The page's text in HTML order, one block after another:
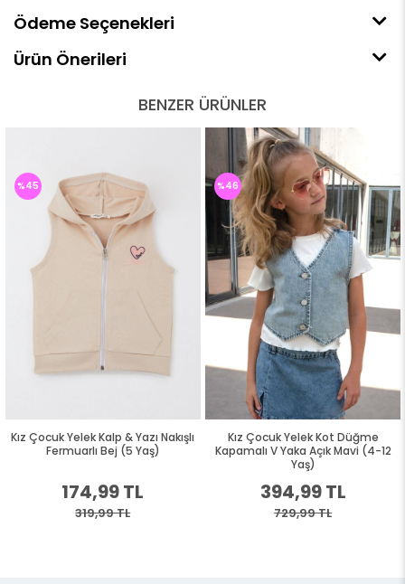
Ödeme Seçenekleri
Ürün Önerileri
BENZER ÜRÜNLER
Kız Çocuk Yelek Kalp & Yazı Nakışlı
Fermuarlı Bej (5 Yaş)
174,99 TL
319,99 TL
%45
Kız Çocuk Yelek Kot Düğme
Kapamalı V Yaka Açık Mavi (4-12
Yaş)
394,99 TL
729,99 TL
%46